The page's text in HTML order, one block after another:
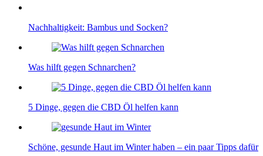
Nachhaltigkeit: Bambus und Socken?
Was hilft gegen Schnarchen?
5 Dinge, gegen die CBD Öl helfen kann
Schöne, gesunde Haut im Winter haben – ein paar Tipps dafür